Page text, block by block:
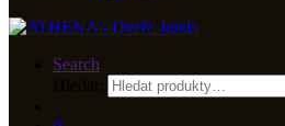
Search